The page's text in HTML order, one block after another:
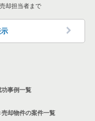
件の案件一覧
一覧
の案件一覧
の案件一覧
一覧
却担当者まで
功事例一覧
売却物件の案件一覧